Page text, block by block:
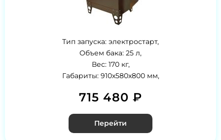
Тип запуска: электростарт,
Объем бака: 25 л,
Вес: 170 кг,
Габариты: 910x580x800 мм,
715 480 ₽
Перейти